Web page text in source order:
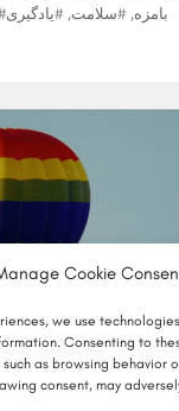
Cookie
we use
Consenting to
as browsing behavior
consent, may
#بامزه, #سلامت, #یادگیری
بالن سواری
رویای بالن سواری
#جلوه, #طبیعت,